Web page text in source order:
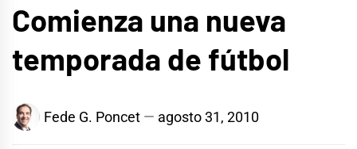
Comienza una nueva
temporada de fútbol
Fede G. Poncet agosto 31, 2010